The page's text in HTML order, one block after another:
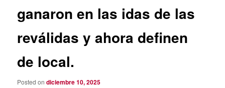
ganaron en las idas de las
reválidas y ahora definen
de local.
Posted ondiciembre 10, 2025